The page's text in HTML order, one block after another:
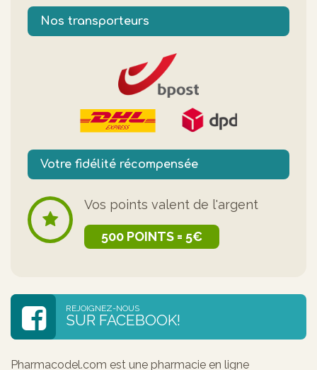
Nos transporteurs
Votre fidélité récompensée
Vos points valent de l'argent
500 POINTS = 5€
REJOIGNEZ-NOUS
SUR FACEBOOK!
Pharmacodel.com est une pharmacie en ligne